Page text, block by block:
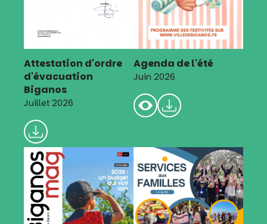
Attestation d'ordre
d'évacuation
Biganos
Juillet 2026
Agenda de l'été
Juin 2026